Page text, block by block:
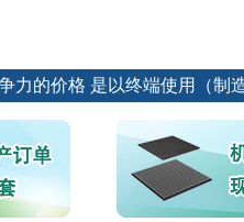
力的价格 是以终端使用（制